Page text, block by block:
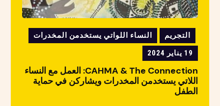
التجريم
النساء اللواتي يستخدمن المخدرات
19 يناير 2024
CAHMA & The Connection: العمل مع النساء
اللاتي يستخدمن المخدرات ويشاركن في حماية
الطفل